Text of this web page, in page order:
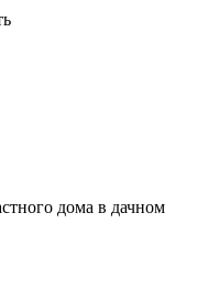
дома в дачном